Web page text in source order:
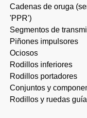
Cadenas de oruga
'PPR')
Segmentos de
Piñones impulsores
Ociosos
Rodillos inferiores
Rodillos portadores
Conjuntos y
Rodillos y ruedas